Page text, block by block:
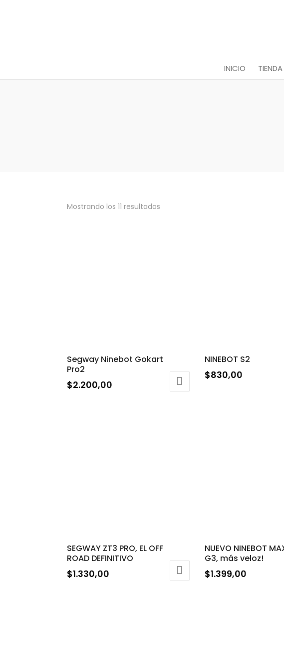
INICIO TIENDA
Mostrando los 11 resultados
Segway Ninebot Gokart
Pro2
$2.200,00
NINEBOT S2
$830,00
SEGWAY ZT3 PRO, EL OFF
ROAD DEFINITIVO
$1.330,00
NUEVO NINEBOT
G3, más veloz!
$1.399,00